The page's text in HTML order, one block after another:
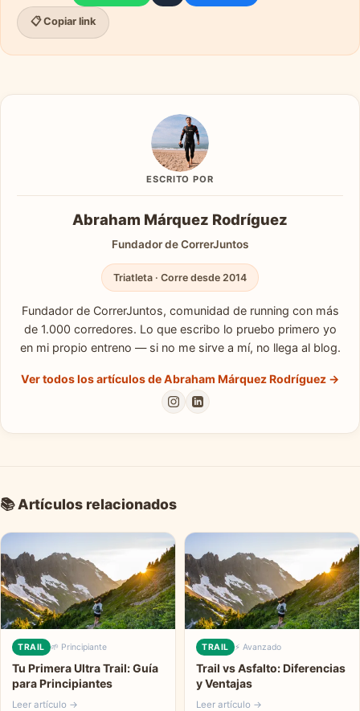
📋 Copiar link
ESCRITO POR
Abraham Márquez Rodríguez
Fundador de CorrerJuntos
Triatleta · Corre desde 2014
Fundador de CorrerJuntos, comunidad de running con más
de 1.000 corredores. Lo que escribo lo pruebo primero yo
en mi propio entreno — si no me sirve a mí, no llega al blog.
Ver todos los artículos de Abraham Márquez Rodríguez →
📚 Artículos relacionados
TRAIL 🌱 Principiante
Tu Primera Ultra Trail: Guía
para Principiantes
Leer artículo →
TRAIL ⚡ Avanzado
Trail vs Asfalto: Diferencias
y Ventajas
Leer artículo →